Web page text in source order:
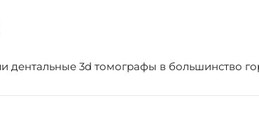
дентальные 3d томографы в большинство